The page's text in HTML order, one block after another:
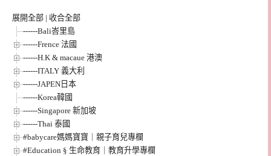
展開全部 | 收合全部
------Bali峇里島
------Frence 法國
------H.K & macaue 港澳
------ITALY 義大利
------JAPEN日本
------Korea韓國
------Singapore 新加坡
------Thai 泰國
#babycare媽媽寶寶｜親子育兒專欄
#Education § 生命教育｜教育升學專欄